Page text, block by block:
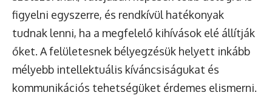
figyelni egyszerre, és rendkívül hatékonyak
tudnak lenni, ha a megfelelő kihívások elé állítják
őket. A felületesnek bélyegzésük helyett inkább
mélyebb intellektuális kíváncsiságukat és
kommunikációs tehetségüket érdemes elismerni.